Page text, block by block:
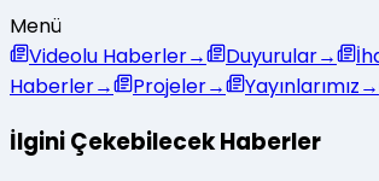
Menü
Videolu Haberler→ Duyurular→
Haberler→ Projeler→ Yayınlarımız→
İlgini Çekebilecek Haberler